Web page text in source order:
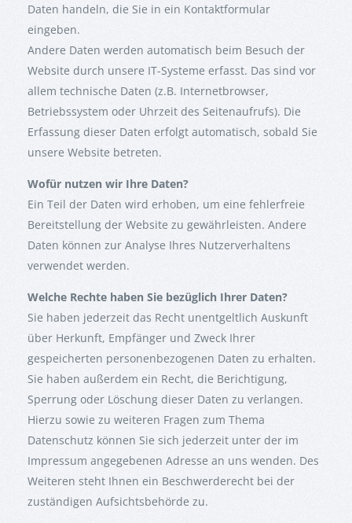
Daten handeln, die Sie in ein Kontaktformular
eingeben.
Andere Daten werden automatisch beim Besuch der
Website durch unsere IT-Systeme erfasst. Das sind vor
allem technische Daten (z.B. Internetbrowser,
Betriebssystem oder Uhrzeit des Seitenaufrufs). Die
Erfassung dieser Daten erfolgt automatisch, sobald Sie
unsere Website betreten.
Wofür nutzen wir Ihre Daten?
Ein Teil der Daten wird erhoben, um eine fehlerfreie
Bereitstellung der Website zu gewährleisten. Andere
Daten können zur Analyse Ihres Nutzerverhaltens
verwendet werden.
Welche Rechte haben Sie bezüglich Ihrer Daten?
Sie haben jederzeit das Recht unentgeltlich Auskunft
über Herkunft, Empfänger und Zweck Ihrer
gespeicherten personenbezogenen Daten zu erhalten.
Sie haben außerdem ein Recht, die Berichtigung,
Sperrung oder Löschung dieser Daten zu verlangen.
Hierzu sowie zu weiteren Fragen zum Thema
Datenschutz können Sie sich jederzeit unter der im
Impressum angegebenen Adresse an uns wenden. Des
Weiteren steht Ihnen ein Beschwerderecht bei der
zuständigen Aufsichtsbehörde zu.